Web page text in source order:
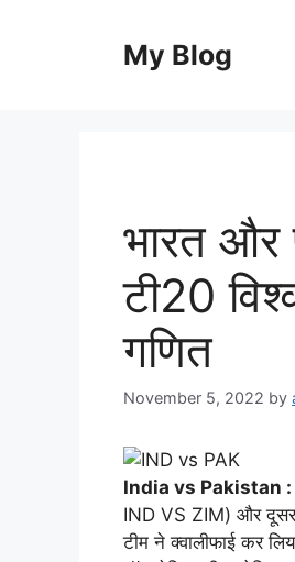
My Blog
भारत और
टी20
गणित
November 5, 2022 by
India vs Pakistan :
IND VS ZIM) और
टीम ने क्वालीफाई कर